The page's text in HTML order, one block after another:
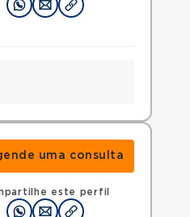
uma consulta
este perfil